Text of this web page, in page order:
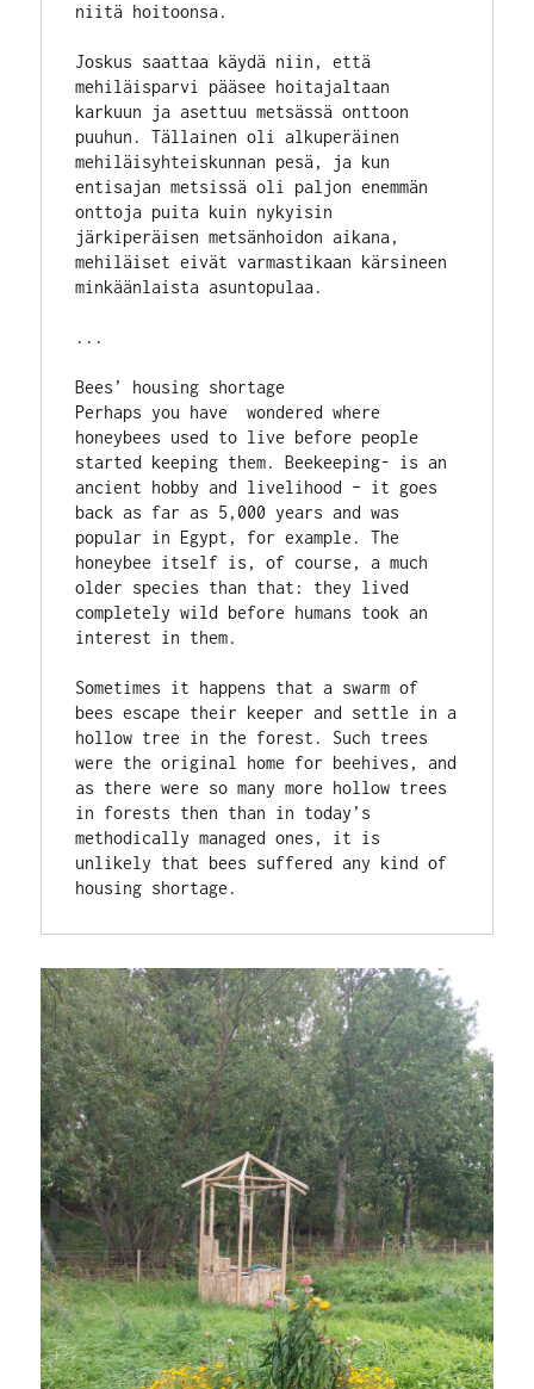
niitä hoitoonsa.
Joskus saattaa käydä niin, että
mehiläisparvi pääsee hoitajaltaan
karkuun ja asettuu metsässä onttoon
puuhun. Tällainen oli alkuperäinen
mehiläisyhteiskunnan pesä, ja kun
entisajan metsissä oli paljon enemmän
onttoja puita kuin nykyisin
järkiperäisen metsänhoidon aikana,
mehiläiset eivät varmastikaan kärsineen
minkäänlaista asuntopulaa.
...
Bees’ housing shortage
Perhaps you have  wondered where
honeybees used to live before people
started keeping them. Beekeeping- is an
ancient hobby and livelihood – it goes
back as far as 5,000 years and was
popular in Egypt, for example. The
honeybee itself is, of course, a much
older species than that: they lived
completely wild before humans took an
interest in them.
Sometimes it happens that a swarm of
bees escape their keeper and settle in a
hollow tree in the forest. Such trees
were the original home for beehives, and
as there were so many more hollow trees
in forests then than in today’s
methodically managed ones, it is
unlikely that bees suffered any kind of
housing shortage.